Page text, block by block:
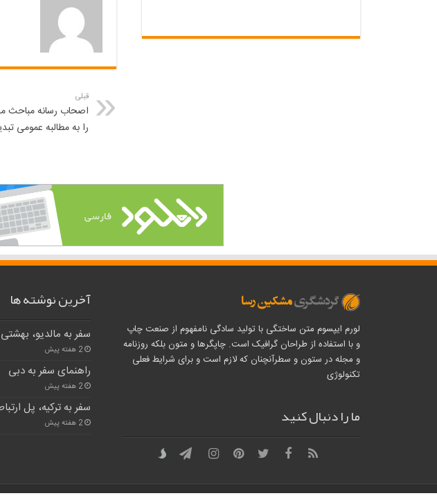
قبلی
اصحاب رسانه
را به مطالبه عمومی
لورم ایپسوم متن ساختگی با تولید سادگی نامفهوم از صنعت چاپ
و با استفاده از طراحان گرافیک است. چاپگرها و متون بلکه روزنامه
و مجله در ستون و سطرآنچنان که لازم است و برای شرایط فعلی
تکنولوژی
ما را دنبال کنید
آخرین نوشته ها
سفر به مالدیو،
2 هفته پیش
راهنمای سفر به دبی
2 هفته پیش
سفر به ترکیه، پل
2 هفته پیش